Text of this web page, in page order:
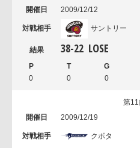
2009/12/12
サントリー
38-22 LOSE
0 0 0
第11
2009/12/19
クボタ